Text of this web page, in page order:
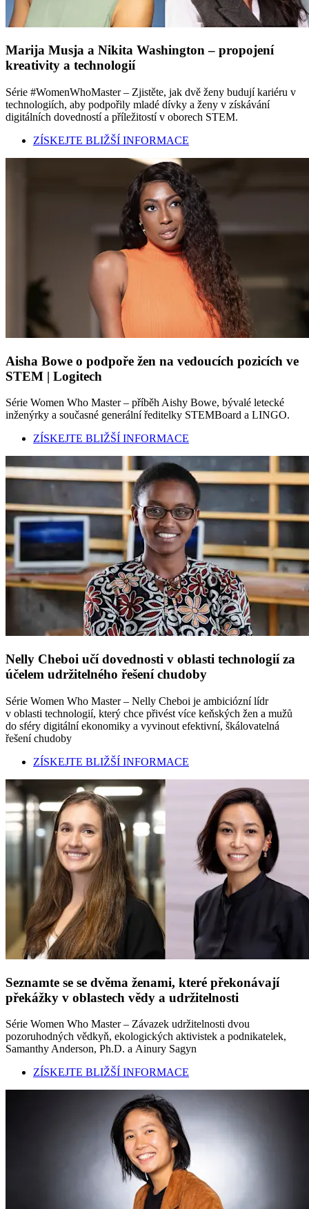
Marija Musja a Nikita Washington – propojení
kreativity a technologií
Série #WomenWhoMaster – Zjistěte, jak dvě ženy budují kariéru v
technologiích, aby podpořily mladé dívky a ženy v získávání
digitálních dovedností a příležitostí v oborech STEM.
ZÍSKEJTE BLIŽŠÍ INFORMACE
Aisha Bowe o podpoře žen na vedoucích pozicích ve
STEM | Logitech
Série Women Who Master – příběh Aishy Bowe, bývalé letecké
inženýrky a současné generální ředitelky STEMBoard a LINGO.
ZÍSKEJTE BLIŽŠÍ INFORMACE
Nelly Cheboi učí dovednosti v oblasti technologií za
účelem udržitelného řešení chudoby
Série Women Who Master – Nelly Cheboi je ambiciózní lídr
v oblasti technologií, který chce přivést více keňských žen a mužů
do sféry digitální ekonomiky a vyvinout efektivní, škálovatelná
řešení chudoby
ZÍSKEJTE BLIŽŠÍ INFORMACE
Seznamte se se dvěma ženami, které překonávají
překážky v oblastech vědy a udržitelnosti
Série Women Who Master – Závazek udržitelnosti dvou
pozoruhodných vědkyň, ekologických aktivistek a podnikatelek,
Samanthy Anderson, Ph.D. a Ainury Sagyn
ZÍSKEJTE BLIŽŠÍ INFORMACE